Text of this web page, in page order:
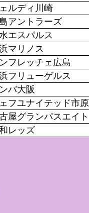
ルディ川崎
アントラーズ
エスパルス
マリノス
フレッチェ広島
フリューゲルス
バ大阪
フユナイテッド市原
屋グランパスエイト
レッズ